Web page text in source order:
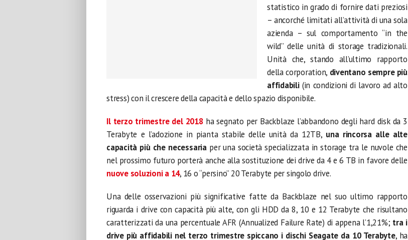
statistico in grado di fornire dati preziosi
– ancorché limitati all’attività di una sola
azienda – sul comportamento “in the
wild” delle unità di storage tradizionali.
Unità che, stando all’ultimo rapporto
della corporation, diventano sempre più
affidabili(in condizioni di lavoro ad alto
stress) con il crescere della capacità e dello spazio disponibile.
Il terzo trimestre del 2018ha segnato per Backblaze l’abbandono degli hard disk da 3
Terabyte e l’adozione in pianta stabile delle unità da 12TB, una rincorsa alle alte
capacità più che necessariaper una società specializzata in storage tra le nuvole che
nel prossimo futuro porterà anche alla sostituzione dei drive da 4 e 6 TB in favore delle
nuove soluzioni a 14, 16 o “persino” 20 Terabyte per singolo drive.
Una delle osservazioni più significative fatte da Backblaze nel suo ultimo rapporto
riguarda i drive con capacità più alte, con gli HDD da 8, 10 e 12 Terabyte che risultano
caratterizzati da una percentuale AFR (Annualized Failure Rate) di appena l’1,21%; tra i
drive più affidabili nel terzo trimestre spiccano i dischi Seagate da 10 Terabyte, ha